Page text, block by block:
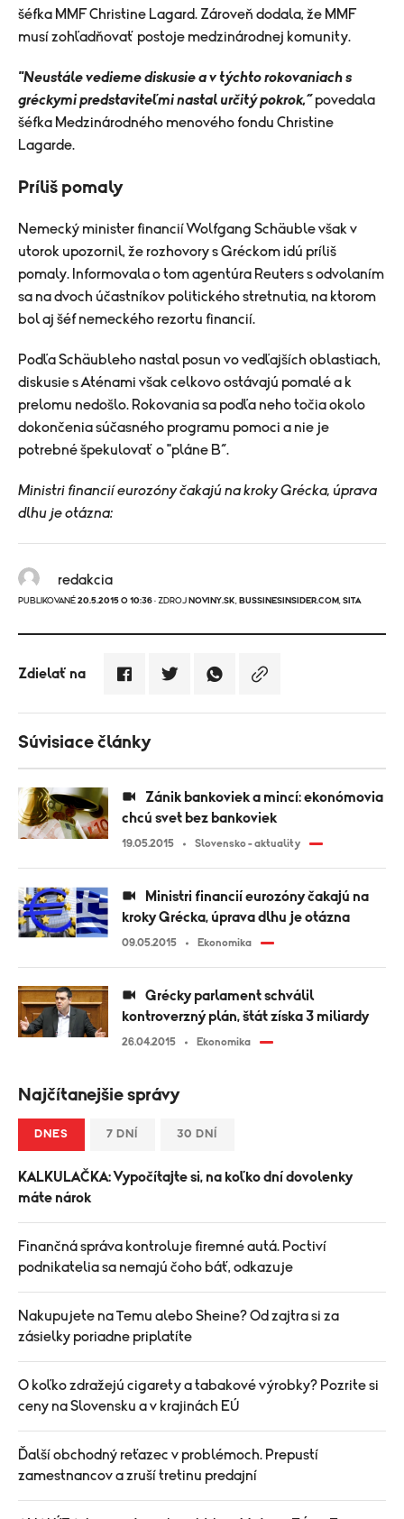
šéfka MMF Christine Lagard. Zároveň dodala, že MMF
musí zohľadňovať postoje medzinárodnej komunity.
"Neustále vedieme diskusie a v týchto rokovaniach s
gréckymi predstaviteľmi nastal určitý pokrok,“ povedala
šéfka Medzinárodného menového fondu Christine
Lagarde.
Príliš pomaly
Nemecký minister financií Wolfgang Schäuble však v
utorok upozornil, že rozhovory s Gréckom idú príliš
pomaly. Informovala o tom agentúra Reuters s odvolaním
sa na dvoch účastníkov politického stretnutia, na ktorom
bol aj šéf nemeckého rezortu financií.
Podľa Schäubleho nastal posun vo vedľajších oblastiach,
diskusie s Aténami však celkovo ostávajú pomalé a k
prelomu nedošlo. Rokovania sa podľa neho točia okolo
dokončenia súčasného programu pomoci a nie je
potrebné špekulovať o "pláne B“.
Ministri financií eurozóny čakajú na kroky Grécka, úprava
dlhu je otázna:
redakcia
PUBLIKOVANÉ 20.5.2015 O 10:36 · ZDROJ NOVINY.SK, BUSSINESINSIDER.COM, SITA
Zdielať na
Súvisiace články
chcú svet bez bankoviek
19.05.2015 Slovensko - aktuality
kroky Grécka, úprava dlhu je otázna
09.05.2015 Ekonomika
kontroverzný plán, štát získa 3 miliardy
26.04.2015 Ekonomika
Najčítanejšie správy
DNES 7 DNÍ 30 DNÍ
KALKULAČKA: Vypočítajte si, na koľko dní dovolenky
máte nárok
Finančná správa kontroluje firemné autá. Poctiví
podnikatelia sa nemajú čoho báť, odkazuje
Nakupujete na Temu alebo Sheine? Od zajtra si za
zásielky poriadne priplatíte
O koľko zdražejú cigarety a tabakové výrobky? Pozrite si
ceny na Slovensku a v krajinách EÚ
Ďalší obchodný reťazec v problémoch. Prepustí
zamestnancov a zruší tretinu predajní